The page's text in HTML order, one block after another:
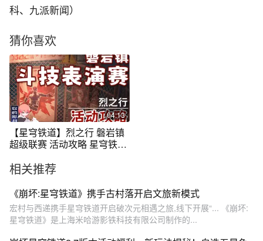
科、九派新闻）
猜你喜欢
04:13
【星穹铁道】烈之行 磐岩镇
超级联赛 活动攻略 星穹铁道
相关推荐
《崩坏:星穹铁道》携手古村落开启文旅新模式
宏村与西递携手星穹铁道开启破次元相遇之旅,线下开展“... 《崩坏:
星穹铁道》是上海米哈游影铁科技有限公司制作的...